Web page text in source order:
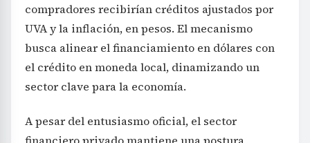
compradores recibirían créditos ajustados por
UVA y la inflación, en pesos. El mecanismo
busca alinear el financiamiento en dólares con
el crédito en moneda local, dinamizando un
sector clave para la economía.
A pesar del entusiasmo oficial, el sector
financiero privado mantiene una postura